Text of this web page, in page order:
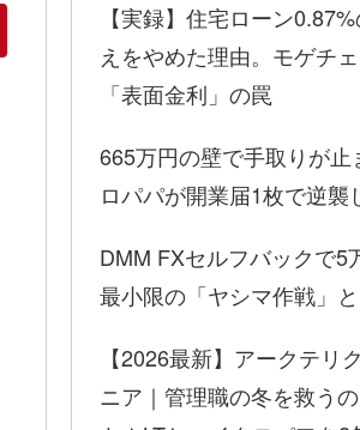
【実録】住宅ローン
えをやめた理由。モゲチ
「表面金利」の罠
665万円の壁で手取りが止
ロパパが開業届1枚で逆襲
DMM FXセルフバックで5
最小限の「ヤシマ作戦」と
【2026最新】アークテリ
ニア｜管理職の冬を救う